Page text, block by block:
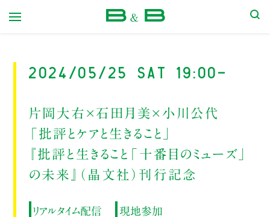
2024/05/25 Sat 19:00-
片岡大右×石田月美×小川公代
「批評とケアと生きること」
『批評と生きること「十番目のミューズ」
の未来』（晶文社）刊行記念
リアルタイム配信 現地参加